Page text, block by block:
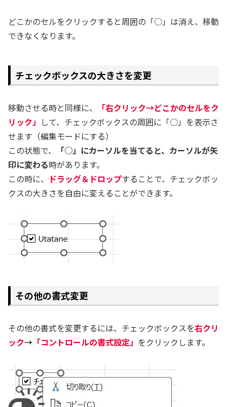
どこかのセルをクリックすると周囲の「○」は消え、移動
できなくなります。
チェックボックスの大きさを変更
移動させる時と同様に、
「右クリック→どこかのセルをク
リック」 して、チェックボックスの周囲に「○」を表示さ
せます（編集モードにする）
この状態で、
「○」にカーソルを当てると、カーソルが矢
印に変わる時があります。
この時に、 ドラッグ＆ドロップすることで、チェックボッ
クスの大きさを自由に変えることができます。
その他の書式変更
その他の書式を変更するには、チェックボックスを右クリ
ック→ 「コントロールの書式設定」 をクリックします。